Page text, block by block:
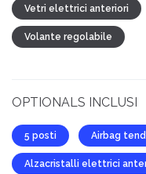
Vetri elettrici anteriori
Volante regolabile
OPTIONALS INCLUSI
5 posti Airbag
Alzacristalli elettrici